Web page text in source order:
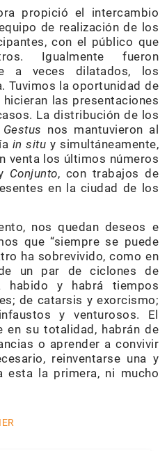
propició el intercambio
de realización de los
con el público que
Igualmente fueron
a veces dilatados, los
Tuvimos la oportunidad de
las presentaciones
La distribución de los
Gestus nos mantuvieron al
in situ y simultáneamente,
venta los últimos números
Conjunto, con trabajos de
en la ciudad de los
nos quedan deseos e
que “siempre se puede
ha sobrevivido, como en
un par de ciclones de
habido y habrá tiempos
de catarsis y exorcismo;
y venturosos. El
en su totalidad, habrán de
o aprender a convivir
reinventarse una y
esta la primera, ni mucho